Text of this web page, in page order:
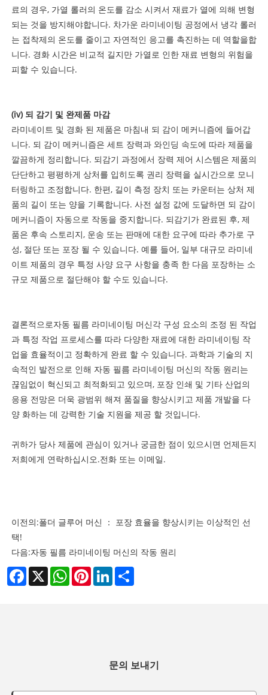
료의 경우, 가열 롤러의 온도를 감소 시켜서 재료가 열에 의해 변형
되는 것을 방지해야합니다. 차가운 라미네이팅 공정에서 냉각 롤러
는 접착제의 온도를 줄이고 자연적인 응고를 촉진하는 데 역할을합
니다. 경화 시간은 비교적 길지만 가열로 인한 재료 변형의 위험을
피할 수 있습니다.
(iv) 되 감기 및 완제품 마감
라미네이트 및 경화 된 제품은 마침내 되 감이 메커니즘에 들어갑
니다. 되 감이 메커니즘은 세트 장력과 와인딩 속도에 따라 제품을
깔끔하게 정리합니다. 되감기 과정에서 장력 제어 시스템은 제품의
단단하고 평평하게 상처를 입히도록 권리 장력을 실시간으로 모니
터링하고 조정합니다. 한편, 길이 측정 장치 또는 카운터는 상처 제
품의 길이 또는 양을 기록합니다. 사전 설정 값에 도달하면 되 감이
메커니즘이 자동으로 작동을 중지합니다. 되감기가 완료된 후, 제
품은 후속 스토리지, 운송 또는 판매에 대한 요구에 따라 추가로 구
성, 절단 또는 포장 될 수 있습니다. 예를 들어, 일부 대규모 라미네
이트 제품의 경우 특정 사양 요구 사항을 충족 한 다음 포장하는 소
규모 제품으로 절단해야 할 수도 있습니다.
결론적으로자동 필름 라미네이팅 머신각 구성 요소의 조정 된 작업
과 특정 작업 프로세스를 따라 다양한 재료에 대한 라미네이팅 작
업을 효율적이고 정확하게 완료 할 수 있습니다. 과학과 기술의 지
속적인 발전으로 인해 자동 필름 라미네이팅 머신의 작동 원리는
끊임없이 혁신되고 최적화되고 있으며, 포장 인쇄 및 기타 산업의
응용 전망은 더욱 광범위 해져 품질을 향상시키고 제품 개발을 다
양 화하는 데 강력한 기술 지원을 제공 할 것입니다.
귀하가 당사 제품에 관심이 있거나 궁금한 점이 있으시면 언제든지
저희에게 연락하십시오.전화 또는 이메일.
이전의:폴더 글루어 머신 ： 포장 효율을 향상시키는 이상적인 선
택!
다음:자동 필름 라미네이팅 머신의 작동 원리
Facebook
X WhatsAppPinterestLinkedIn
문의 보내기